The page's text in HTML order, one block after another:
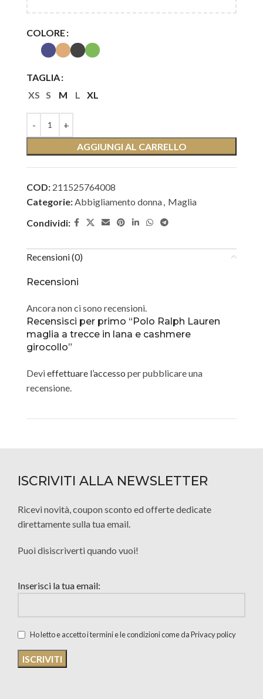
COLORE
TAGLIA
XS S M L XL
AGGIUNGI AL CARRELLO
COD: 211525764008
Categorie: Abbigliamento donna Maglia
Condividi:
Recensioni (0)
Recensioni
Ancora non ci sono recensioni.
Recensisci per primo “Polo Ralph Lauren
maglia a trecce in lana e cashmere
girocollo”
Devieffettuare l’accesso per pubblicare una
recensione.
ISCRIVITI ALLA NEWSLETTER
Ricevi novità, coupon sconto ed offerte dedicate
direttamente sulla tua email.
Puoi disiscriverti quando vuoi!
Inserisci la tua email:
Ho letto e accetto i termini e le condizioni come da Privacy policy